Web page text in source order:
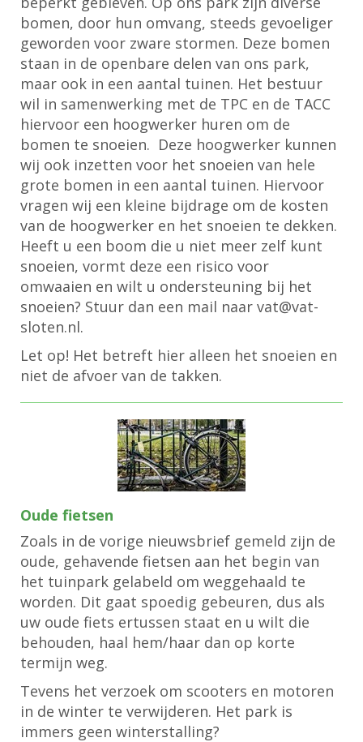
bomen, door hun omvang, steeds gevoeliger
geworden voor zware stormen. Deze bomen
staan in de openbare delen van ons park,
maar ook in een aantal tuinen. Het bestuur
wil in samenwerking met de TPC en de TACC
hiervoor een hoogwerker huren om de
bomen te snoeien. Deze hoogwerker kunnen
wij ook inzetten voor het snoeien van hele
grote bomen in een aantal tuinen. Hiervoor
vragen wij een kleine bijdrage om de kosten
van de hoogwerker en het snoeien te dekken.
Heeft u een boom die u niet meer zelf kunt
snoeien, vormt deze een risico voor
omwaaien en wilt u ondersteuning bij het
snoeien? Stuur dan een mail naar vat@vat-
sloten.nl.
Let op! Het betreft hier alleen het snoeien en
niet de afvoer van de takken.
Oude fietsen
Zoals in de vorige nieuwsbrief gemeld zijn de
oude, gehavende fietsen aan het begin van
het tuinpark gelabeld om weggehaald te
worden. Dit gaat spoedig gebeuren, dus als
uw oude fiets ertussen staat en u wilt die
behouden, haal hem/haar dan op korte
termijn weg.
Tevens het verzoek om scooters en motoren
in de winter te verwijderen. Het park is
immers geen winterstalling?